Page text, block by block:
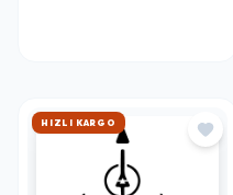
HIZLI KARGO